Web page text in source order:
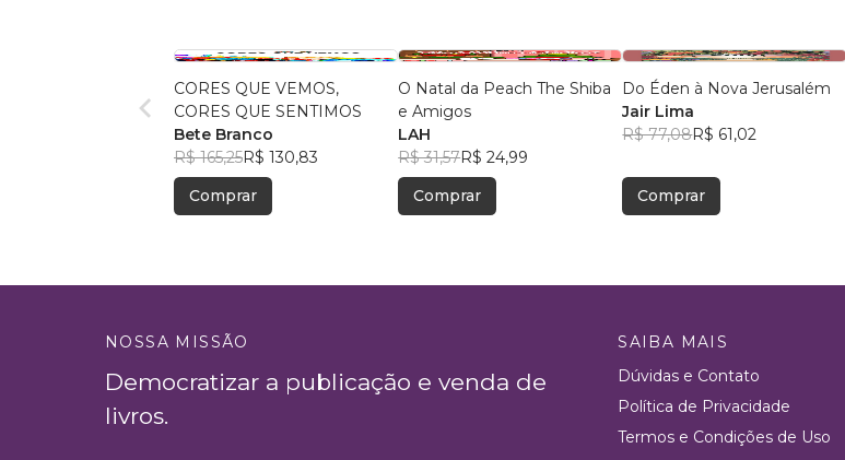
CORES QUE VEMOS,
CORES QUE SENTIMOS
Bete Branco
R$ 165,25R$ 130,83
Comprar
O Natal da Peach The Shiba
e Amigos
LAH
R$ 31,57R$ 24,99
Comprar
Do Éden à Nova Jerusalém
Jair Lima
R$ 77,08R$ 61,02
Comprar
NOSSA MISSÃO
Democratizar a publicação e venda de
livros.
SAIBA MAIS
Dúvidas e Contato
Política de Privacidade
Termos e Condições de Uso